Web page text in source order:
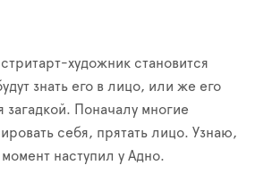
художник становится
знать его в лицо, или же его
загадкой. Поначалу многие
себя, прятать лицо. Узнаю,
наступил у Адно.